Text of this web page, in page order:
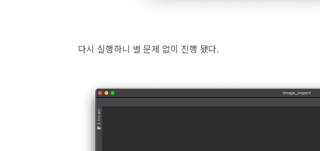
다시 실행하니 별 문제 없이 진행 됐다.